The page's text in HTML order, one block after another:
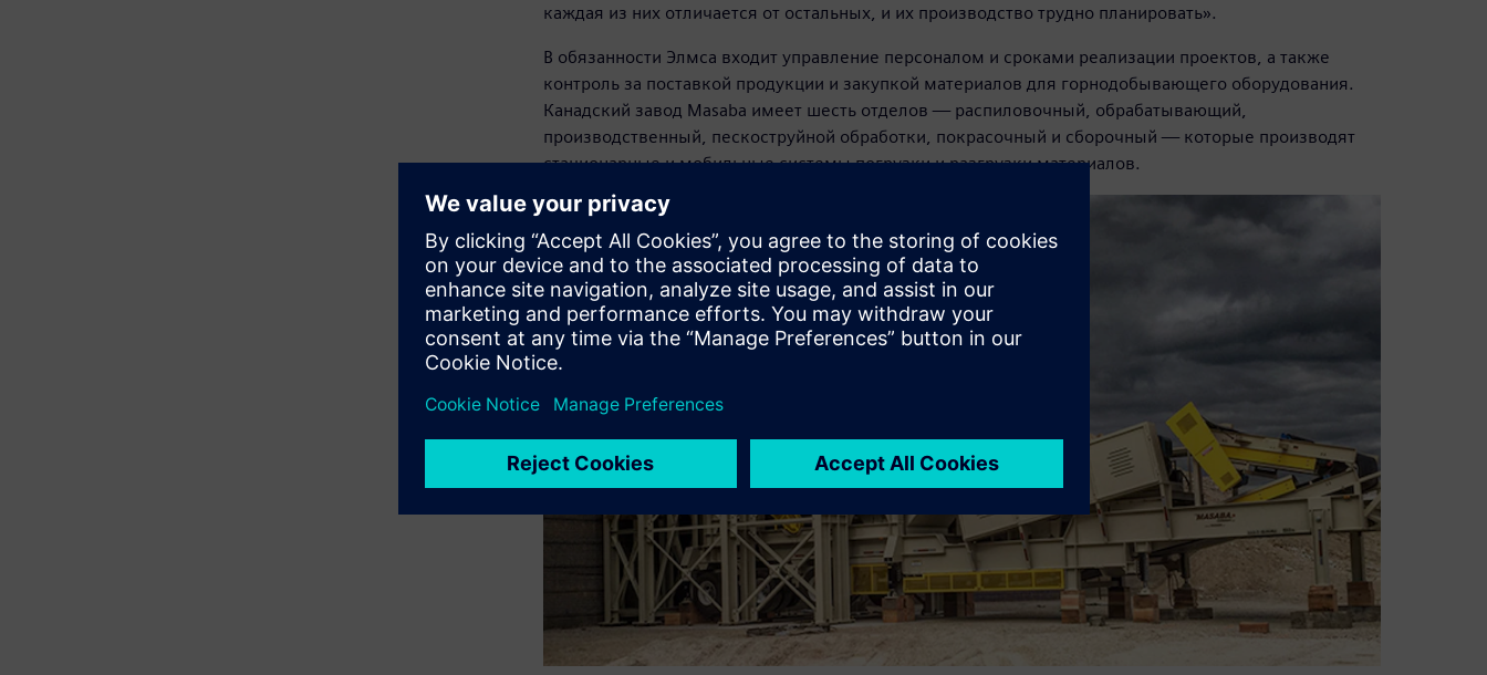
каждая из них отличается от остальных, и их производство трудно планировать».
В обязанности Элмса входит управление персоналом и сроками реализации проектов, а также
контроль за поставкой продукции и закупкой материалов для горнодобывающего оборудования.
Канадский завод Masaba имеет шесть отделов — распиловочный, обрабатывающий,
производственный, пескоструйной обработки, покрасочный и сборочный — которые производят
стационарные и мобильные системы погрузки и разгрузки материалов.